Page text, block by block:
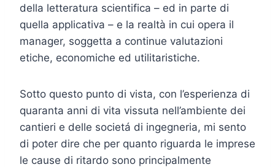
della letteratura scientifica – ed in parte di
quella applicativa – e la realtà in cui opera il
manager, soggetta a continue valutazioni
etiche, economiche ed utilitaristiche.
Sotto questo punto di vista, con l’esperienza di
quaranta anni di vita vissuta nell’ambiente dei
cantieri e delle societá di ingegneria, mi sento
di poter dire che per quanto riguarda le imprese
le cause di ritardo sono principalmente